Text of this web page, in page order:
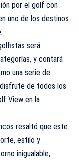
por el golf con
uno de los destinos
será
y contará
una serie de
de todos los
View en la
resaltó que este
estilo y
inigualable,